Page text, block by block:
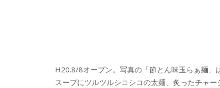
H20.8/8オープン。写真の「節とん味玉らぁ麺
スープにツルツルシコシコの太麺、炙ったチャ